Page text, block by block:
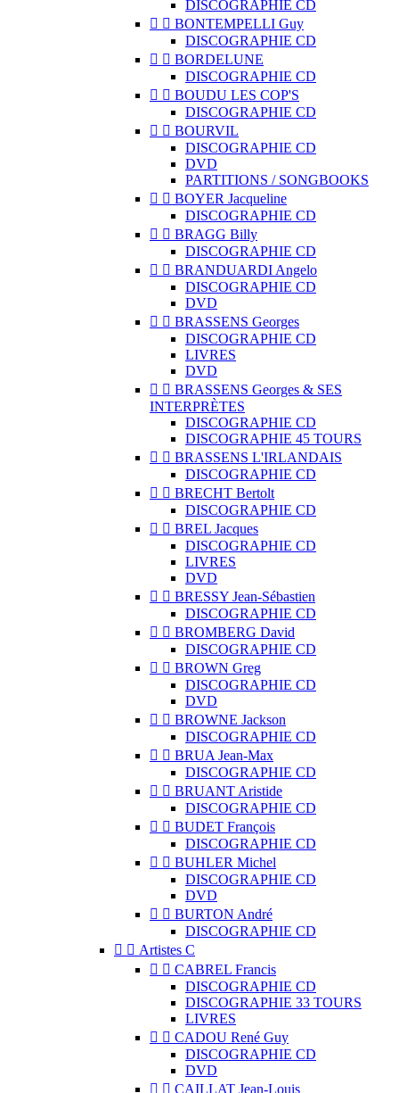
DISCOGRAPHIE CD
  BONTEMPELLI Guy
DISCOGRAPHIE CD
  BORDELUNE
DISCOGRAPHIE CD
  BOUDU LES COP'S
DISCOGRAPHIE CD
  BOURVIL
DISCOGRAPHIE CD
DVD
PARTITIONS / SONGBOOKS
  BOYER Jacqueline
DISCOGRAPHIE CD
  BRAGG Billy
DISCOGRAPHIE CD
  BRANDUARDI Angelo
DISCOGRAPHIE CD
DVD
  BRASSENS Georges
DISCOGRAPHIE CD
LIVRES
DVD
  BRASSENS Georges & SES
INTERPRÈTES
DISCOGRAPHIE CD
DISCOGRAPHIE 45 TOURS
  BRASSENS L'IRLANDAIS
DISCOGRAPHIE CD
  BRECHT Bertolt
DISCOGRAPHIE CD
  BREL Jacques
DISCOGRAPHIE CD
LIVRES
DVD
  BRESSY Jean-Sébastien
DISCOGRAPHIE CD
  BROMBERG David
DISCOGRAPHIE CD
  BROWN Greg
DISCOGRAPHIE CD
DVD
  BROWNE Jackson
DISCOGRAPHIE CD
  BRUA Jean-Max
DISCOGRAPHIE CD
  BRUANT Aristide
DISCOGRAPHIE CD
  BUDET François
DISCOGRAPHIE CD
  BUHLER Michel
DISCOGRAPHIE CD
DVD
  BURTON André
DISCOGRAPHIE CD
  Artistes C
  CABREL Francis
DISCOGRAPHIE CD
DISCOGRAPHIE 33 TOURS
LIVRES
  CADOU René Guy
DISCOGRAPHIE CD
DVD
  CAILLAT Jean-Louis